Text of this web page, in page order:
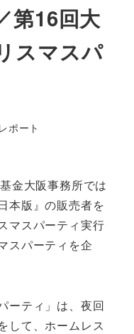
第16回大
スマスパ
ポート
金大阪事務所では
本版』の販売者を
マスパーティ実行
スパーティを企
ーティ」は、夜回
して、ホームレス